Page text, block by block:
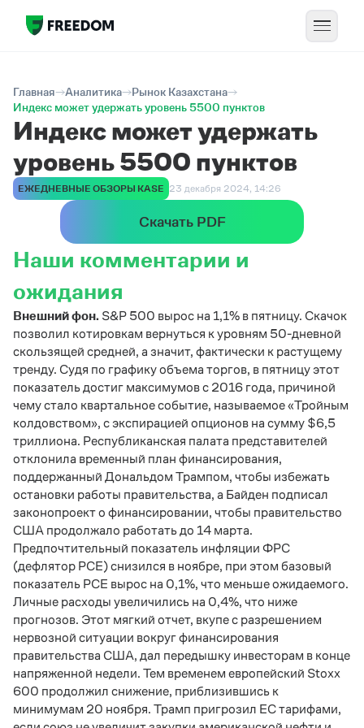
Главная Аналитика
Рынок Казахстана
Индекс может удержать уровень 5500 пунктов
Индекс может удержать
уровень 5500 пунктов
ЕЖЕДНЕВНЫЕ ОБЗОРЫ KASE 23 декабря 2024, 14:26
Скачать PDF
Наши комментарии и
ожидания
Внешний фон. S&P 500 вырос на 1,1% в пятницу. Скачок
позволил котировкам вернуться к уровням 50-дневной
скользящей средней, а значит, фактически к растущему
тренду. Судя по графику объема торгов, в пятницу этот
показатель достиг максимумов с 2016 года, причиной
чему стало квартальное событие, называемое «Тройным
колдовством», с экспирацией опционов на сумму $6,5
триллиона. Республиканская палата представителей
отклонила временный план финансирования,
поддержанный Дональдом Трампом, чтобы избежать
остановки работы правительства, а Байден подписал
законопроект о финансировании, чтобы правительство
США продолжало работать до 14 марта.
Предпочтительный показатель инфляции ФРС
(дефлятор PCE) снизился в ноябре, при этом базовый
показатель PCE вырос на 0,1%, что меньше ожидаемого.
Личные расходы увеличились на 0,4%, что ниже
прогнозов. Этот мягкий отчет, вкупе с разрешением
нервозной ситуации вокруг финансирования
правительства США, дал передышку инвесторам в конце
напряженной недели. Тем временем европейский Stoxx
600 продолжил снижение, приблизившись к
минимумам 20 ноября. Трамп пригрозил ЕС тарифами,